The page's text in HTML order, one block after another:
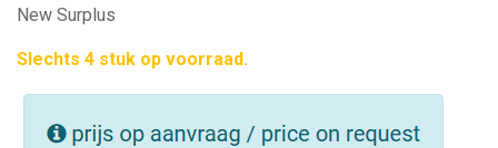
New Surplus
Slechts 4 stuk op voorraad.